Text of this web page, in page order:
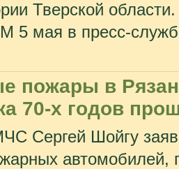
Тверской
5 мая в пресс-
пожары в
70-х годов
Сергей Шойгу
автомобилей,